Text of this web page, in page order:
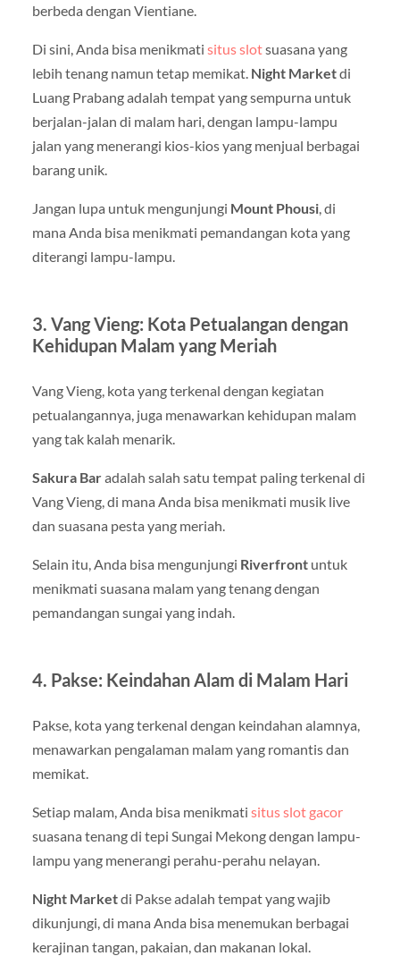
berbeda dengan Vientiane.
Di sini, Anda bisa menikmati situs slotsuasana yang
lebih tenang namun tetap memikat. Night Marketdi
Luang Prabang adalah tempat yang sempurna untuk
berjalan-jalan di malam hari, dengan lampu-lampu
jalan yang menerangi kios-kios yang menjual berbagai
barang unik.
Jangan lupa untuk mengunjungi Mount Phousi, di
mana Anda bisa menikmati pemandangan kota yang
diterangi lampu-lampu.
3. Vang Vieng: Kota Petualangan dengan
Kehidupan Malam yang Meriah
Vang Vieng, kota yang terkenal dengan kegiatan
petualangannya, juga menawarkan kehidupan malam
yang tak kalah menarik.
Sakura Baradalah salah satu tempat paling terkenal di
Vang Vieng, di mana Anda bisa menikmati musik live
dan suasana pesta yang meriah.
Selain itu, Anda bisa mengunjungi Riverfrontuntuk
menikmati suasana malam yang tenang dengan
pemandangan sungai yang indah.
4. Pakse: Keindahan Alam di Malam Hari
Pakse, kota yang terkenal dengan keindahan alamnya,
menawarkan pengalaman malam yang romantis dan
memikat.
Setiap malam, Anda bisa menikmati situs slot gacor
suasana tenang di tepi Sungai Mekong dengan lampu-
lampu yang menerangi perahu-perahu nelayan.
Night Marketdi Pakse adalah tempat yang wajib
dikunjungi, di mana Anda bisa menemukan berbagai
kerajinan tangan, pakaian, dan makanan lokal.